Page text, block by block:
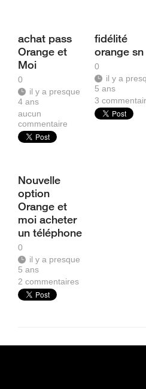
achat pass
Orange et
Moi
0
il y a presque
4 ans
aucun
commentaire
fidélité
orange sn
0
il y a
5 ans
3
Nouvelle
option
Orange et
moi acheter
un téléphone
0
il y a presque
5 ans
2 commentaires